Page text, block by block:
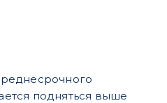
подняться выше